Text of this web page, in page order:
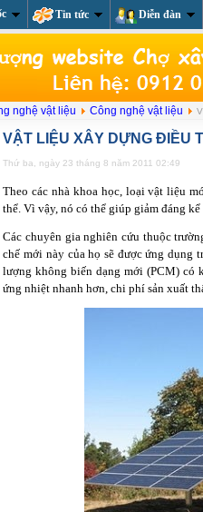
Tin tức Diễn đàn
nghệ vật liệu Công nghệ vật liệu
VẬT LIỆU XÂY DỰNG ĐIỀU
Thứ ba, ngày 23 tháng 8 năm 2011 02:49
Theo các nhà khoa học, loại vật liệu
thể. Vì vậy, nó có thể giúp giảm đáng
Các chuyên gia nghiên cứu thuộc
chế mới này của họ sẽ được ứng dụng
lượng không biến dạng mới (PCM) có
ứng nhiệt nhanh hơn, chi phí sản xuất